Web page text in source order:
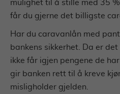
mulighet til å stille med 35
får du gjerne det billigste
Har du caravanlån med
bankens sikkerhet. Da er
ikke får igjen pengene de
gir banken rett til å kreve
misligholder gjelden.